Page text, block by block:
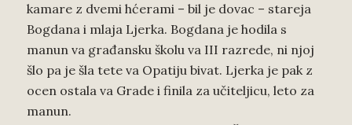
kamare z dvemi hćerami – bil je dovac – stareja
Bogdana i mlaja Ljerka. Bogdana je hodila s
manun va građansku školu va III razrede, ni njoj
šlo pa je šla tete va Opatiju bivat. Ljerka je pak z
ocen ostala va Grade i finila za učiteljicu, leto za
manun.